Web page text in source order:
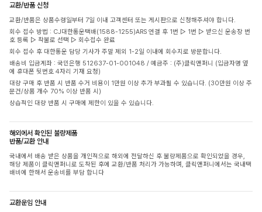
교환/반품 신청
교환/반품은 상품수령일부터 7일 이내 고객센터 또는 게시판으로 신청해주셔야 합니다.
회수 접수 방법 : CJ대한통운택배(1588-1255)ARS 연결 후 1번 ▷ 1번 ▷ 받으신 운송장 번
호 등록 ▷ 착불로 선택 ▷ 회수접수 완료
회수 접수 후 대한통운 담당 기사가 주말 제외 1-2일 이내에 회수지로 방문합니다.
배송비 입금계좌 : 국민은행 512637-01-001048 / 예금주 : (주)클릭앤퍼니 (입금자명 옆
에 휴대폰 뒷번호 4자리 기재 요청)
대량 구매 후 반품 시 반품 수거 비용이 1만원 이상 추가 부과될 수 있습니다. (30만원 이상 주
문건/상품 개수 70% 이상 반품 시)
상습적인 대량 반품 시 구매에 제한이 있을 수 있습니다.
해외에서 확인된 불량제품
반품/교환 안내
국내에서 배송 받은 상품을 개인적으로 해외에 전달하신 후 불량제품으로 확인되었을 경우,
해당 제품이 클릭앤퍼니로 도착된 후에 교환/반품 처리가 가능하며, 클릭앤퍼니에서는 국내택
배비에 한해서 운송비를 부담 합니다
교환운임 안내